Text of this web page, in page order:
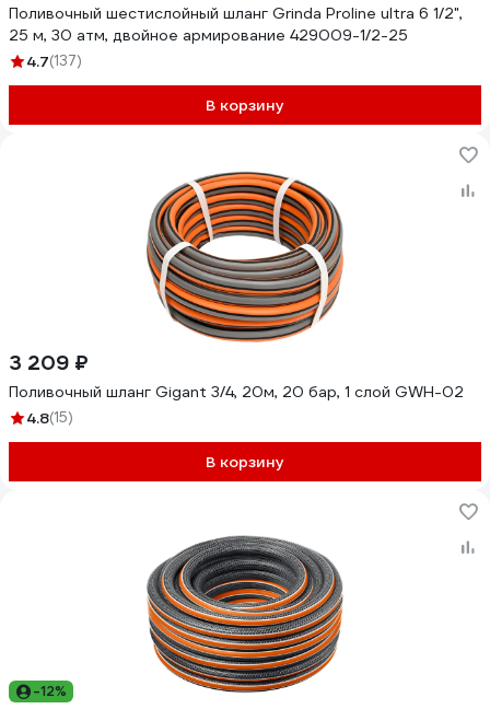
Поливочный шестислойный шланг Grinda Proline ultra 6 1/2",
25 м, 30 атм, двойное армирование 429009-1/2-25
4.7(137)
В корзину
3 209 ₽
Поливочный шланг Gigant 3/4, 20м, 20 бар, 1 слой GWH-02
4.8(15)
В корзину
-12%